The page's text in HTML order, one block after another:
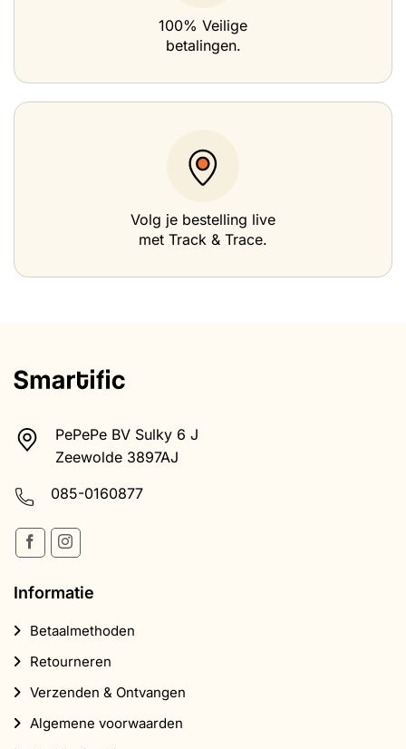
100% Veilige
betalingen.
Volg je bestelling live
met Track & Trace.
PePePe BV Sulky 6 J
Zeewolde 3897AJ
085-0160877
Informatie
Betaalmethoden
Retourneren
Verzenden & Ontvangen
Algemene voorwaarden